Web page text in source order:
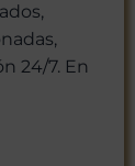
24/7. En